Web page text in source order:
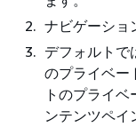
ナビゲーショ
デフォルトで
のプライベー
トのプライ
ンテンツペイ